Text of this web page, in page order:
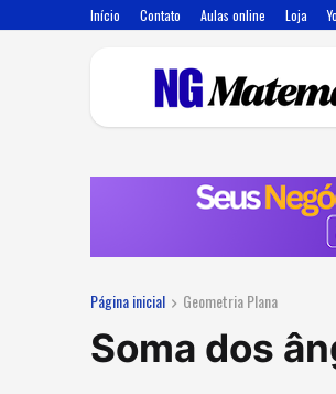
Início Contato Aulas online Loja
Página inicial Geometria Plana
Soma dos